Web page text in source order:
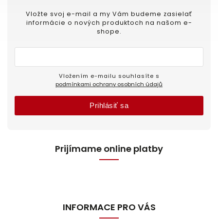
Vložte svoj e-mail a my Vám budeme zasielať
informácie o nových produktoch na našom e-
shope.
podmínkami ochrany osobních údajů
Prihlásiť sa
Prijímame online platby
INFORMACE PRO VÁS